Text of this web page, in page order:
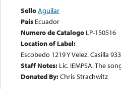
SelloAguilar
País Ecuador
Numero de Catalogo LP-150516
Location of Label:
Escobedo 1219 Y Velez. Casilla
Staff Notes: Lic. IEMPSA. The
Donated By:Chris Strachwitz